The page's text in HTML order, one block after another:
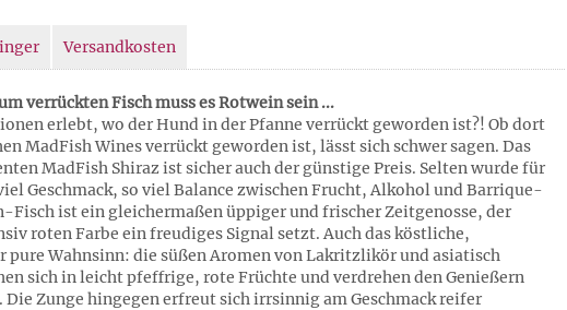
Versandkosten
verrückten Fisch muss es Rotwein sein ...
erlebt, wo der Hund in der Pfanne verrückt geworden ist?! Ob dort
MadFish Wines verrückt geworden ist, lässt sich schwer sagen. Das
MadFish Shiraz ist sicher auch der günstige Preis. Selten wurde für
Geschmack, so viel Balance zwischen Frucht, Alkohol und Barrique-
Fisch ist ein gleichermaßen üppiger und frischer Zeitgenosse, der
roten Farbe ein freudiges Signal setzt. Auch das köstliche,
Wahnsinn: die süßen Aromen von Lakritzlikör und asiatisch
sich in leicht pfeffrige, rote Früchte und verdrehen den Genießern
Die Zunge hingegen erfreut sich irrsinnig am Geschmack reifer